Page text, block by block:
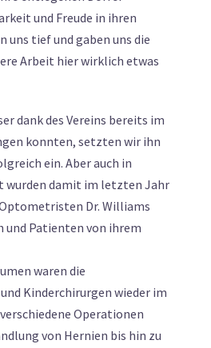
und Freude in ihren
uns tief und gaben uns die
Arbeit hier wirklich etwas
dank des Vereins bereits im
konnten, setzten wir ihn
ein. Aber auch in
wurden damit im letzten Jahr
Dr. Williams
und Patienten von ihrem
waren die
Kinderchirurgen wieder im
Operationen
von Hernien bis hin zu